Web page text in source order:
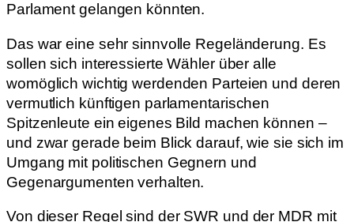
Parlament gelangen könnten.
Das war eine sehr sinnvolle Regeländerung. Es
sollen sich interessierte Wähler über alle
womöglich wichtig werdenden Parteien und deren
vermutlich künftigen parlamentarischen
Spitzenleute ein eigenes Bild machen können –
und zwar gerade beim Blick darauf, wie sie sich im
Umgang mit politischen Gegnern und
Gegenargumenten verhalten.
Von dieser Regel sind der SWR und der MDR mit